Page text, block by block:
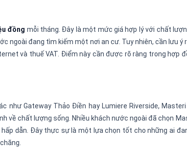
đồng mỗi tháng. Đây là một mức giá hợp lý với chất
ngoài đang tìm kiếm một nơi an cư. Tuy nhiên, cần lưu ý
và thuế VAT. Điểm này cần được rõ ràng trong hợp
như Gateway Thảo Điền hay Lumiere Riverside,
về chất lượng sống. Nhiều khách nước ngoài đã chọn
dẫn. Đây thực sự là một lựa chọn tốt cho những ai